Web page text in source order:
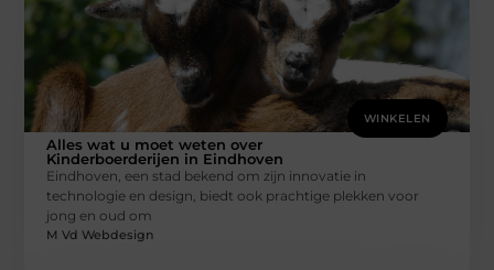
WINKELEN
Alles wat u moet weten over
Kinderboerderijen in Eindhoven
Eindhoven, een stad bekend om zijn innovatie in
technologie en design, biedt ook prachtige plekken voor
jong en oud om
M Vd Webdesign